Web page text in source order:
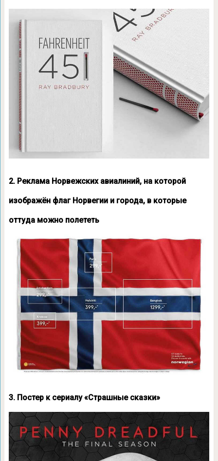
2. Реклама Норвежских авиалиний, на которой
изображён флаг Норвегии и города, в которые
оттуда можно полететь
3. Постер к сериалу «Страшные сказки»